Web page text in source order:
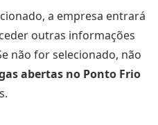
a empresa entrará
outras informações
não for selecionado, não
abertas no Ponto Frio